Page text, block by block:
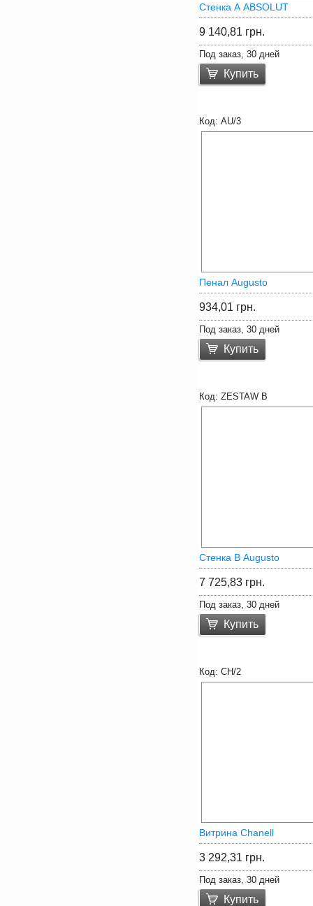
Стенка А ABSOLUT
9 140,81 грн.
Под заказ, 30 дней
Купить
AU/3
Пенал Augusto
934,01 грн.
Под заказ, 30 дней
Купить
ZESTAW В
Стенка В Augusto
7 725,83 грн.
Под заказ, 30 дней
Купить
CH/2
Витрина Chanell
3 292,31 грн.
Под заказ, 30 дней
Купить